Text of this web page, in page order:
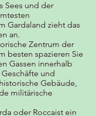
Sees und der
Gardaland zieht das
an.
Zentrum der
besten spazieren Sie
Gassen innerhalb
und
Gebäude,
militärische
oder Roccaist ein